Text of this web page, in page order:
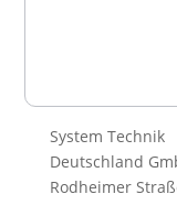
System Technik
Deutschland
Rodheimer